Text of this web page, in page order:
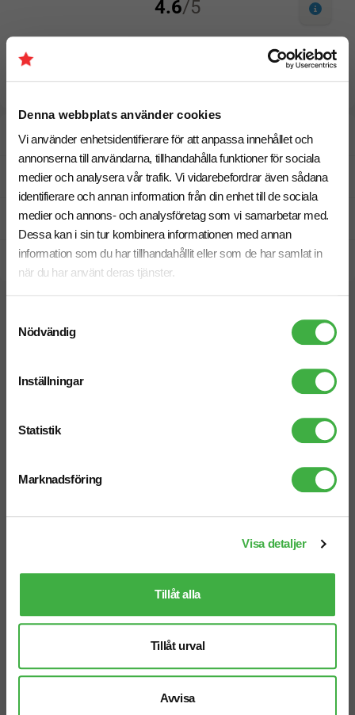
Denna webbplats använder cookies
Vi använder enhetsidentifierare för att anpassa innehållet och
annonserna till användarna, tillhandahålla funktioner för sociala
medier och analysera vår trafik. Vi vidarebefordrar även sådana
identifierare och annan information från din enhet till de sociala
medier och annons- och analysföretag som vi samarbetar med.
Dessa kan i sin tur kombinera informationen med annan
information som du har tillhandahållit eller som de har samlat in
när du har använt deras tjänster.
Nödvändig
Inställningar
Statistik
Marknadsföring
Visa detaljer
Tillåt alla
Tillåt urval
Avvisa
Designskiss inom 1 h
Fri offert
Prisgaranti
Snabb leverans
Telefon: 019-760 65 00
Starta en chatt i högra hörnet så svarar vi dig direkt!